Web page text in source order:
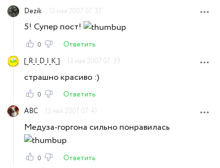
Dezik
13 мая 2007 07:37
5! Супер пост!
0
Ответить
[_R_I_D_I_K_]
13 мая 2007 07:39
страшно красиво :)
0
Ответить
ABC
13 мая 2007 07:41
Медуза-горгона сильно понравилась
0
Ответить